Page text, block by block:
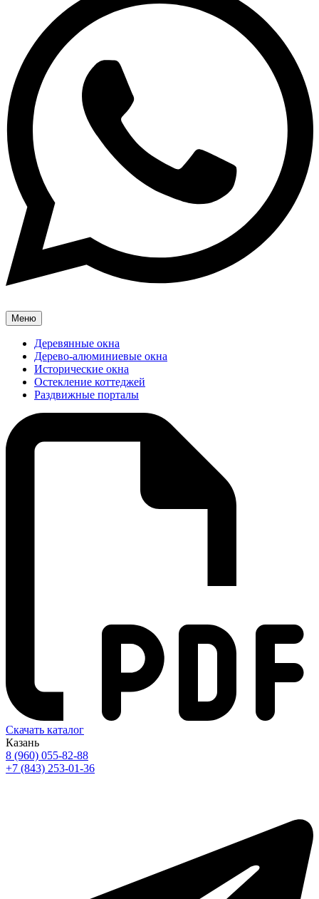
Меню
Деревянные окна
Дерево-алюминиевые окна
Исторические окна
Остекление коттеджей
Раздвижные порталы
Скачать каталог
Казань
8 (960) 055-82-88
+7 (843) 253-01-36